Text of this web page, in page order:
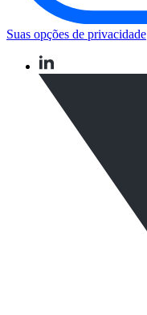
Suas opções de privacidade